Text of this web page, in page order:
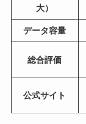
大）
データ容量
総合評価
公式サイト